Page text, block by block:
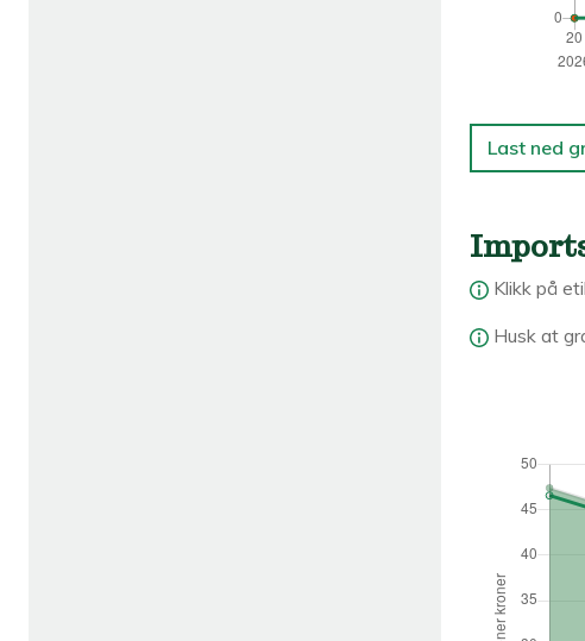
Last ned
Klikk på
Husk at